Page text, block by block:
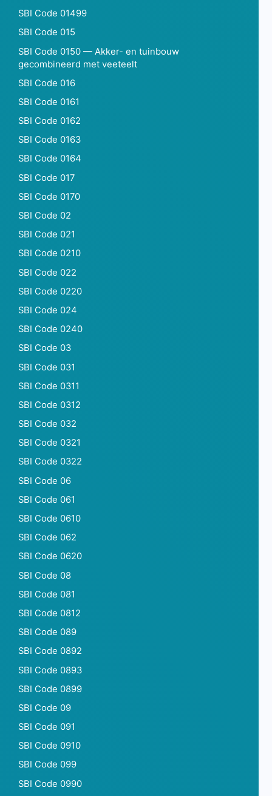
SBI Code 01499
SBI Code 015
SBI Code 0150 — Akker- en tuinbouw
gecombineerd met veeteelt
SBI Code 016
SBI Code 0161
SBI Code 0162
SBI Code 0163
SBI Code 0164
SBI Code 017
SBI Code 0170
SBI Code 02
SBI Code 021
SBI Code 0210
SBI Code 022
SBI Code 0220
SBI Code 024
SBI Code 0240
SBI Code 03
SBI Code 031
SBI Code 0311
SBI Code 0312
SBI Code 032
SBI Code 0321
SBI Code 0322
SBI Code 06
SBI Code 061
SBI Code 0610
SBI Code 062
SBI Code 0620
SBI Code 08
SBI Code 081
SBI Code 0812
SBI Code 089
SBI Code 0892
SBI Code 0893
SBI Code 0899
SBI Code 09
SBI Code 091
SBI Code 0910
SBI Code 099
SBI Code 0990